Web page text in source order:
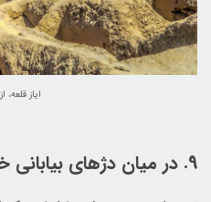
ایاز قلعه،
9. در میان دژهای بیابانی خوارزم گردش کنید.